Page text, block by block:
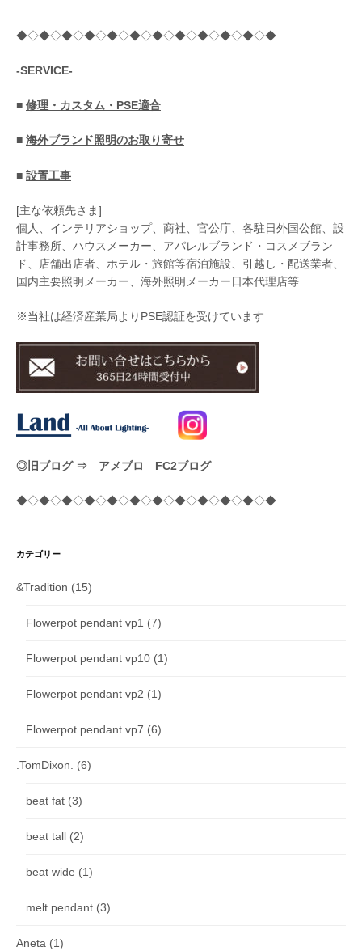
◆◇◆◇◆◇◆◇◆◇◆◇◆◇◆◇◆◇◆◇◆◇◆
-SERVICE-
■ 修理・カスタム・PSE適合
■ 海外ブランド照明のお取り寄せ
■ 設置工事
[主な依頼先さま]
個人、インテリアショップ、商社、官公庁、各駐日外国公館、設
計事務所、ハウスメーカー、アパレルブランド・コスメブラン
ド、店舗出店者、ホテル・旅館等宿泊施設、引越し・配送業者、
国内主要照明メーカー、海外照明メーカー日本代理店等
※当社は経済産業局よりPSE認証を受けています
◎旧ブログ ⇒ アメブロ FC2ブログ
◆◇◆◇◆◇◆◇◆◇◆◇◆◇◆◇◆◇◆◇◆◇◆
カテゴリー
&Tradition (15)
Flowerpot pendant vp1 (7)
Flowerpot pendant vp10 (1)
Flowerpot pendant vp2 (1)
Flowerpot pendant vp7 (6)
.TomDixon. (6)
beat fat (3)
beat tall (2)
beat wide (1)
melt pendant (3)
Aneta (1)